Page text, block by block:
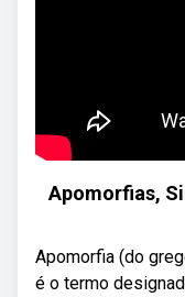
Apomorfias,
Apomorfia (do
é o termo